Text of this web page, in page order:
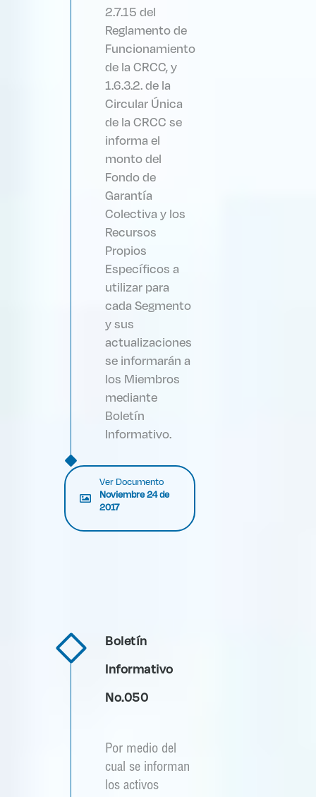
2.7.15 del
Reglamento de
Funcionamiento
de la CRCC, y
1.6.3.2. de la
Circular Única
de la CRCC se
informa el
monto del
Fondo de
Garantía
Colectiva y los
Recursos
Propios
Específicos a
utilizar para
cada Segmento
y sus
actualizaciones
se informarán a
los Miembros
mediante
Boletín
Informativo.
Ver Documento
Noviembre 24 de
2017
Boletín
Informativo
No.050
Por medio del
cual se informan
los activos